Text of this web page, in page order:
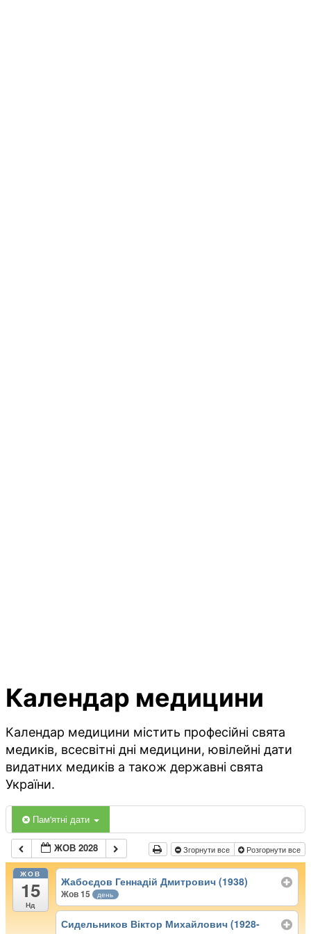
Календар медицини
Календар медицини містить професійні свята
медиків, всесвітні дні медицини, ювілейні дати
видатних медиків а також державні свята
України.
Пам'ятні дати
ЖОВ 2028 Згорнути все Розгорнути все
ЖОВ
15
Нд
Жабоєдов Геннадій Дмитрович (1938)
Жов 15 день
Сидельников Віктор Михайлович (1928-